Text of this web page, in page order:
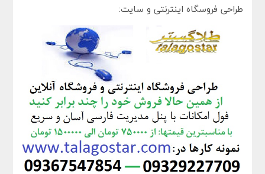
طراحی فروسگاه اینترنتی و سایت: